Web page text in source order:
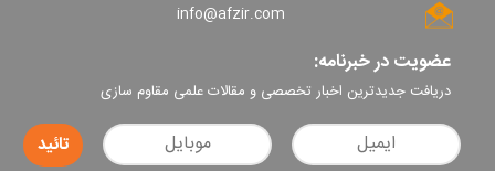
info@afzir.com
عضویت در خبرنامه:
دریافت جدیدترین اخبار تخصصی و مقالات علمی مقاوم سازی